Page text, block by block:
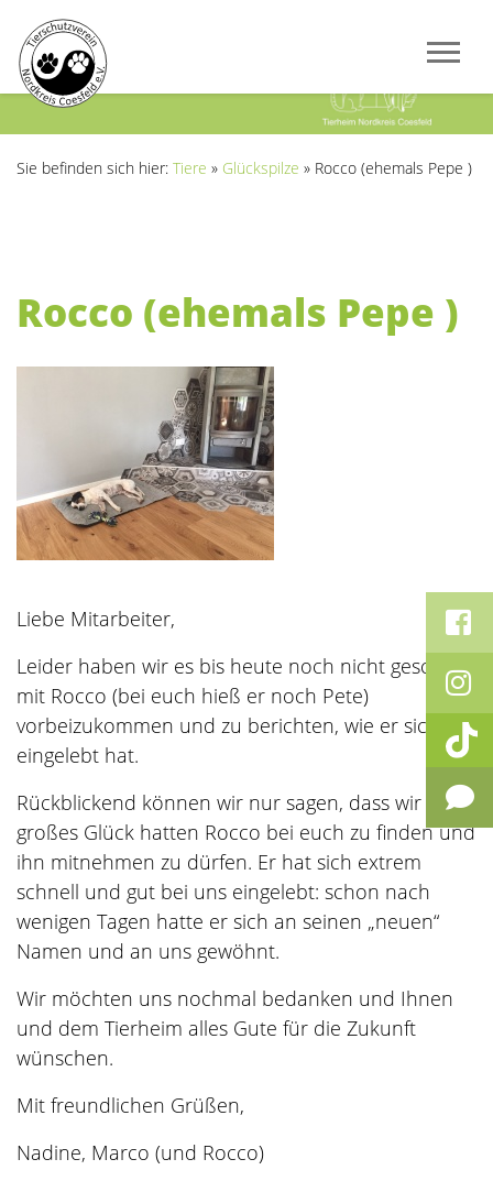
Sie befinden sich hier: Tiere » Glückspilze » Rocco (ehemals Pepe )
Rocco (ehemals Pepe )
Liebe Mitarbeiter,
Leider haben wir es bis heute noch nicht geschafft
mit Rocco (bei euch hieß er noch Pete)
vorbeizukommen und zu berichten, wie er sich
eingelebt hat.
Rückblickend können wir nur sagen, dass wir
großes Glück hatten Rocco bei euch zu finden und
ihn mitnehmen zu dürfen. Er hat sich extrem
schnell und gut bei uns eingelebt: schon nach
wenigen Tagen hatte er sich an seinen „neuen“
Namen und an uns gewöhnt.
Wir möchten uns nochmal bedanken und Ihnen
und dem Tierheim alles Gute für die Zukunft
wünschen.
Mit freundlichen Grüßen,
Nadine, Marco (und Rocco)